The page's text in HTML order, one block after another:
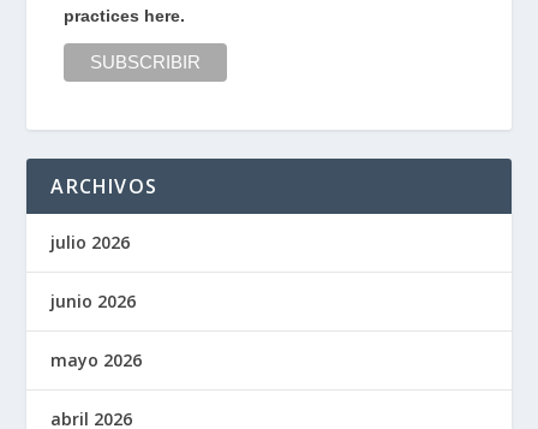
practices here.
ARCHIVOS
julio 2026
junio 2026
mayo 2026
abril 2026